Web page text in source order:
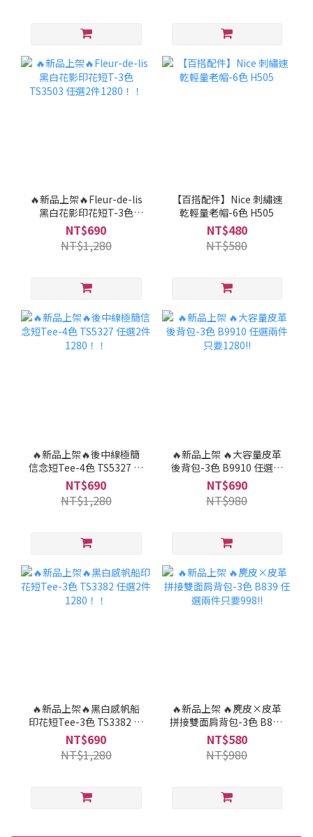
🔥新品上架🔥Fleur-de-lis
黑白花影印花短T-3色
TS3503 任選2件1280！！
NT$690
NT$1,280
【百搭配件】Nice 刺繡速
乾輕量老帽-6色 H505
NT$480
NT$580
🔥新品上架🔥後中線極簡
信念短Tee-4色 TS5327 任
選2件1280！！
NT$690
NT$1,280
🔥新品上架 🔥大容量皮革
後背包-3色 B9910 任選兩
件只要1280!!
NT$690
NT$980
🔥新品上架🔥黑白感帆船
印花短Tee-3色 TS3382 任
選2件1280！！
NT$690
NT$1,280
🔥新品上架 🔥麂皮×皮革
拼接雙面肩背包-3色 B839
任選兩件只要998!!
NT$580
NT$980